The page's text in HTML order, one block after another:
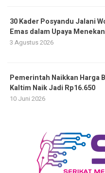
30 Kader Posyandu Jalani
Emas dalam Upaya
3 Agustus 2026
Pemerintah Naikkan Harga
Kaltim Naik Jadi Rp16.650
10 Juni 2026